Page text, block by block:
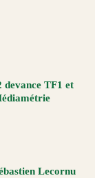
devance TF1 et
Lecornu